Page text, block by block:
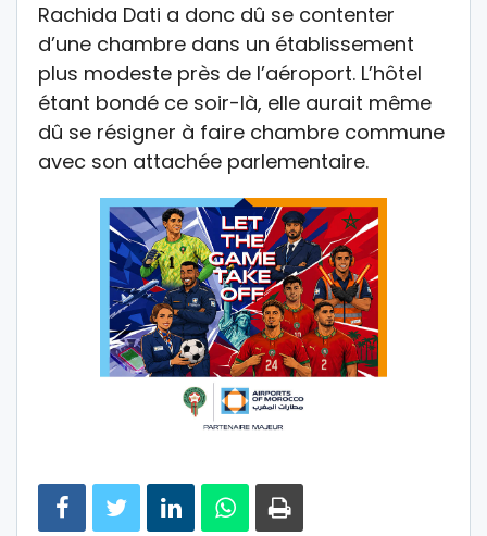
Rachida Dati a donc dû se contenter
d’une chambre dans un établissement
plus modeste près de l’aéroport. L’hôtel
étant bondé ce soir-là, elle aurait même
dû se résigner à faire chambre commune
avec son attachée parlementaire.